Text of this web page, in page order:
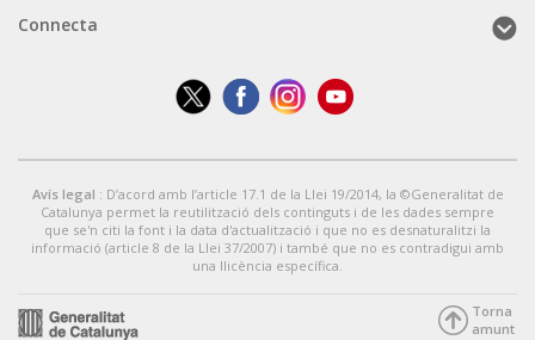
Connecta
Connecta
Avís legal : D’acord amb l’article 17.1 de la Llei 19/2014, la ©Generalitat de
Catalunya permet la reutilització dels continguts i de les dades sempre
que se'n citi la font i la data d'actualització i que no es desnaturalitzi la
informació (article 8 de la Llei 37/2007) i també que no es contradigui amb
una llicència específica.
Torna
amunt